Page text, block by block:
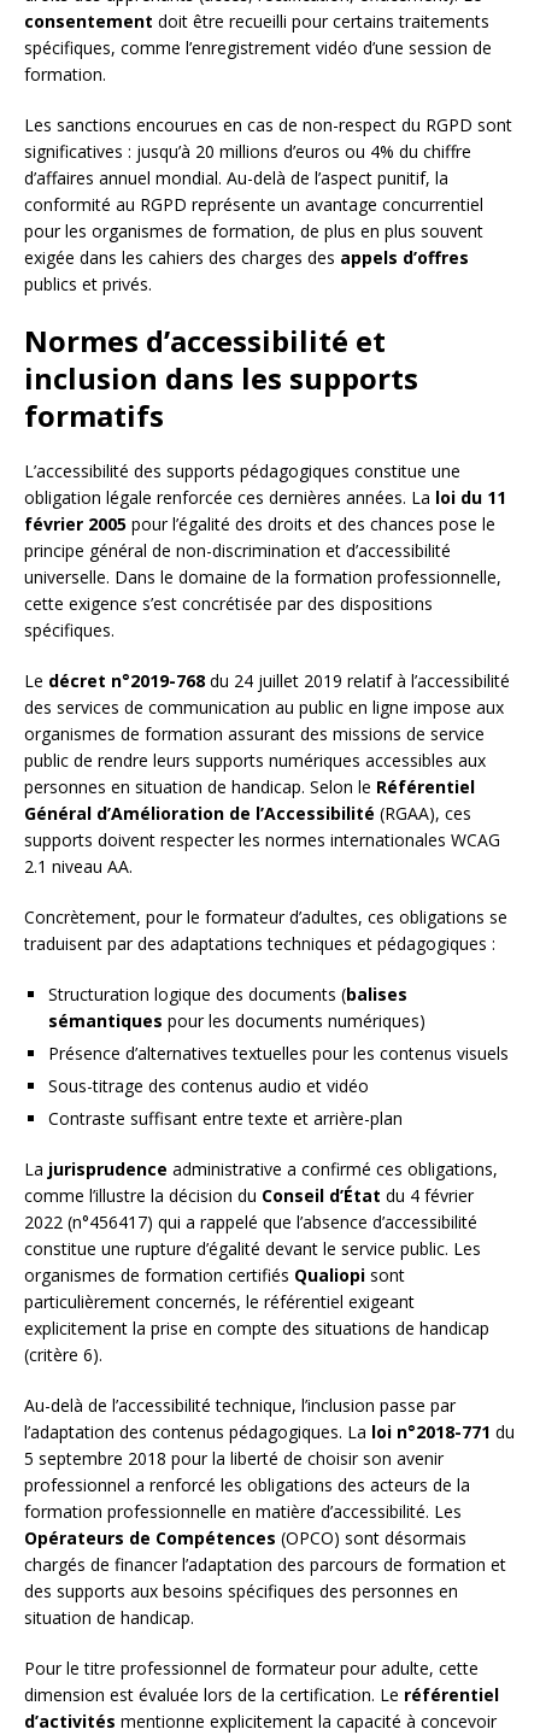
consentement doit être recueilli pour certains traitements
spécifiques, comme l’enregistrement vidéo d’une session de
formation.
Les sanctions encourues en cas de non-respect du RGPD sont
significatives : jusqu’à 20 millions d’euros ou 4% du chiffre
d’affaires annuel mondial. Au-delà de l’aspect punitif, la
conformité au RGPD représente un avantage concurrentiel
pour les organismes de formation, de plus en plus souvent
exigée dans les cahiers des charges des appels d’offres
publics et privés.
Normes d’accessibilité et
inclusion dans les supports
formatifs
L’accessibilité des supports pédagogiques constitue une
obligation légale renforcée ces dernières années. La loi du 11
février 2005 pour l’égalité des droits et des chances pose le
principe général de non-discrimination et d’accessibilité
universelle. Dans le domaine de la formation professionnelle,
cette exigence s’est concrétisée par des dispositions
spécifiques.
Le décret n°2019-768 du 24 juillet 2019 relatif à l’accessibilité
des services de communication au public en ligne impose aux
organismes de formation assurant des missions de service
public de rendre leurs supports numériques accessibles aux
personnes en situation de handicap. Selon le Référentiel
Général d’Amélioration de l’Accessibilité (RGAA), ces
supports doivent respecter les normes internationales WCAG
2.1 niveau AA.
Concrètement, pour le formateur d’adultes, ces obligations se
traduisent par des adaptations techniques et pédagogiques :
Structuration logique des documents (balises
sémantiques pour les documents numériques)
Présence d’alternatives textuelles pour les contenus visuels
Sous-titrage des contenus audio et vidéo
Contraste suffisant entre texte et arrière-plan
La jurisprudence administrative a confirmé ces obligations,
comme l’illustre la décision du Conseil d’État du 4 février
2022 (n°456417) qui a rappelé que l’absence d’accessibilité
constitue une rupture d’égalité devant le service public. Les
organismes de formation certifiés Qualiopi sont
particulièrement concernés, le référentiel exigeant
explicitement la prise en compte des situations de handicap
(critère 6).
Au-delà de l’accessibilité technique, l’inclusion passe par
l’adaptation des contenus pédagogiques. La loi n°2018-771 du
5 septembre 2018 pour la liberté de choisir son avenir
professionnel a renforcé les obligations des acteurs de la
formation professionnelle en matière d’accessibilité. Les
Opérateurs de Compétences (OPCO) sont désormais
chargés de financer l’adaptation des parcours de formation et
des supports aux besoins spécifiques des personnes en
situation de handicap.
Pour le titre professionnel de formateur pour adulte, cette
dimension est évaluée lors de la certification. Le référentiel
d’activités mentionne explicitement la capacité à concevoir